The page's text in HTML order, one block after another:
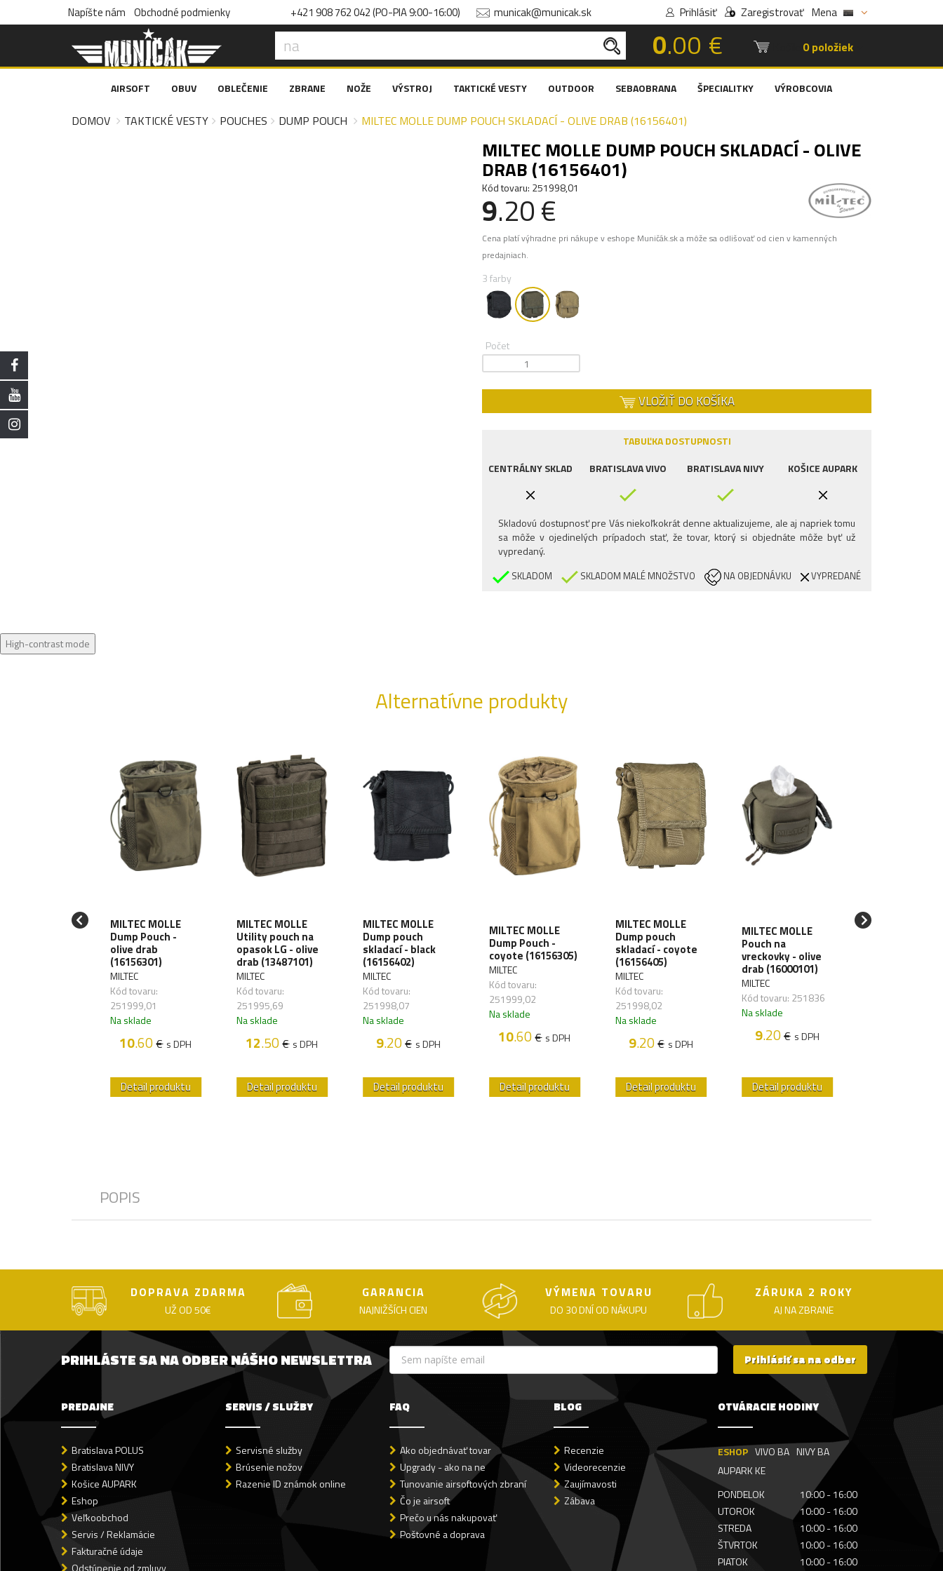
Napíšte nám Obchodné podmienky +421 908 762 042 (PO-PIA 9:00-16:00) municak@municak.sk Prihlásiť Zaregistrovať Mena
0.00 € 0 položiek
AIRSOFT OBUV OBLEČENIE ZBRANE NOŽE VÝSTROJ TAKTICKÉ VESTY OUTDOOR SEBAOBRANA ŠPECIALITKY VÝROBCOVIA
DOMOV TAKTICKÉ VESTY POUCHES DUMP POUCH MILTEC MOLLE DUMP POUCH SKLADACÍ - OLIVE DRAB (16156401)
MILTEC MOLLE DUMP POUCH SKLADACÍ - OLIVE
DRAB (16156401)
Kód tovaru: 251998,01
9.20 €
Cena platí výhradne pri nákupe v eshope Muničák.sk a môže sa odlišovať od cien v kamenných
predajniach.
3 farby
Počet
VLOŽIŤ DO KOŠÍKA
TABUĽKA DOSTUPNOSTI
CENTRÁLNY SKLAD
BRATISLAVA VIVO BRATISLAVA NIVY KOŠICE AUPARK
Skladovú dostupnosť pre Vás niekoľkokrát denne aktualizujeme, ale aj napriek tomu
sa môže v ojedinelých prípadoch stať, že tovar, ktorý si objednáte môže byť už
vypredaný.
SKLADOM SKLADOM MALÉ MNOŽSTVO NA OBJEDNÁVKU VYPREDANÉ
High-contrast mode
Alternatívne produkty
MOLLE MILTEC MOLLE
Dump Pouch -
olive drab
(16156301)
MILTEC
Kód tovaru:
251999,01
Na sklade
10.60€ s DPH
Detail produktu
MILTEC MOLLE
Utility pouch na
opasok LG - olive
drab (13487101)
MILTEC
Kód tovaru:
251995,69
Na sklade
12.50€ s DPH
Detail produktu
MILTEC MOLLE
Dump pouch
skladací - black
(16156402)
MILTEC
Kód tovaru:
251998,07
Na sklade
9.20€ s DPH
Detail produktu
MILTEC MOLLE
Dump Pouch -
coyote (16156305)
MILTEC
Kód tovaru:
251999,02
Na sklade
10.60€ s DPH
Detail produktu
MILTEC MOLLE
Dump pouch
skladací - coyote
(16156405)
MILTEC
Kód tovaru:
251998,02
Na sklade
9.20€ s DPH
Detail produktu
MILTEC MOLLE
Pouch na
vreckovky - olive
drab (16000101)
MILTEC
Kód tovaru: 251836
Na sklade
9.20€ s DPH
Detail produktu
MILTEC MOLLE
Utility pouch
POPIS
DOPRAVA ZDARMA
UŽ OD 50€
GARANCIA
NAJNIŽŠÍCH CIEN
VÝMENA TOVARU
DO 30 DNÍ OD NÁKUPU
ZÁRUKA 2 ROKY
AJ NA ZBRANE
PRIHLÁSTE SA NA ODBER NÁŠHO NEWSLETTRA Prihlásiť sa na odber
PREDAJNE
Bratislava POLUS
Bratislava NIVY
Košice AUPARK
Eshop
Veľkoobchod
Servis / Reklamácie
Fakturačné údaje
Odstúpenie od zmluvy
SERVIS / SLUŽBY
Servisné služby
Brúsenie nožov
Razenie ID známok online
FAQ
Ako objednávať tovar
Upgrady - ako na ne
Tunovanie airsoftových zbraní
Čo je airsoft
Prečo u nás nakupovať
Poštovné a doprava
BLOG
Recenzie
Videorecenzie
Zaujímavosti
Zábava
OTVÁRACIE HODINY
ESHOP VIVO BA NIVY BA
AUPARK KE
PONDELOK
10:00 - 16:00
UTOROK
10:00 - 16:00
STREDA
10:00 - 16:00
ŠTVRTOK
10:00 - 16:00
PIATOK
10:00 - 16:00